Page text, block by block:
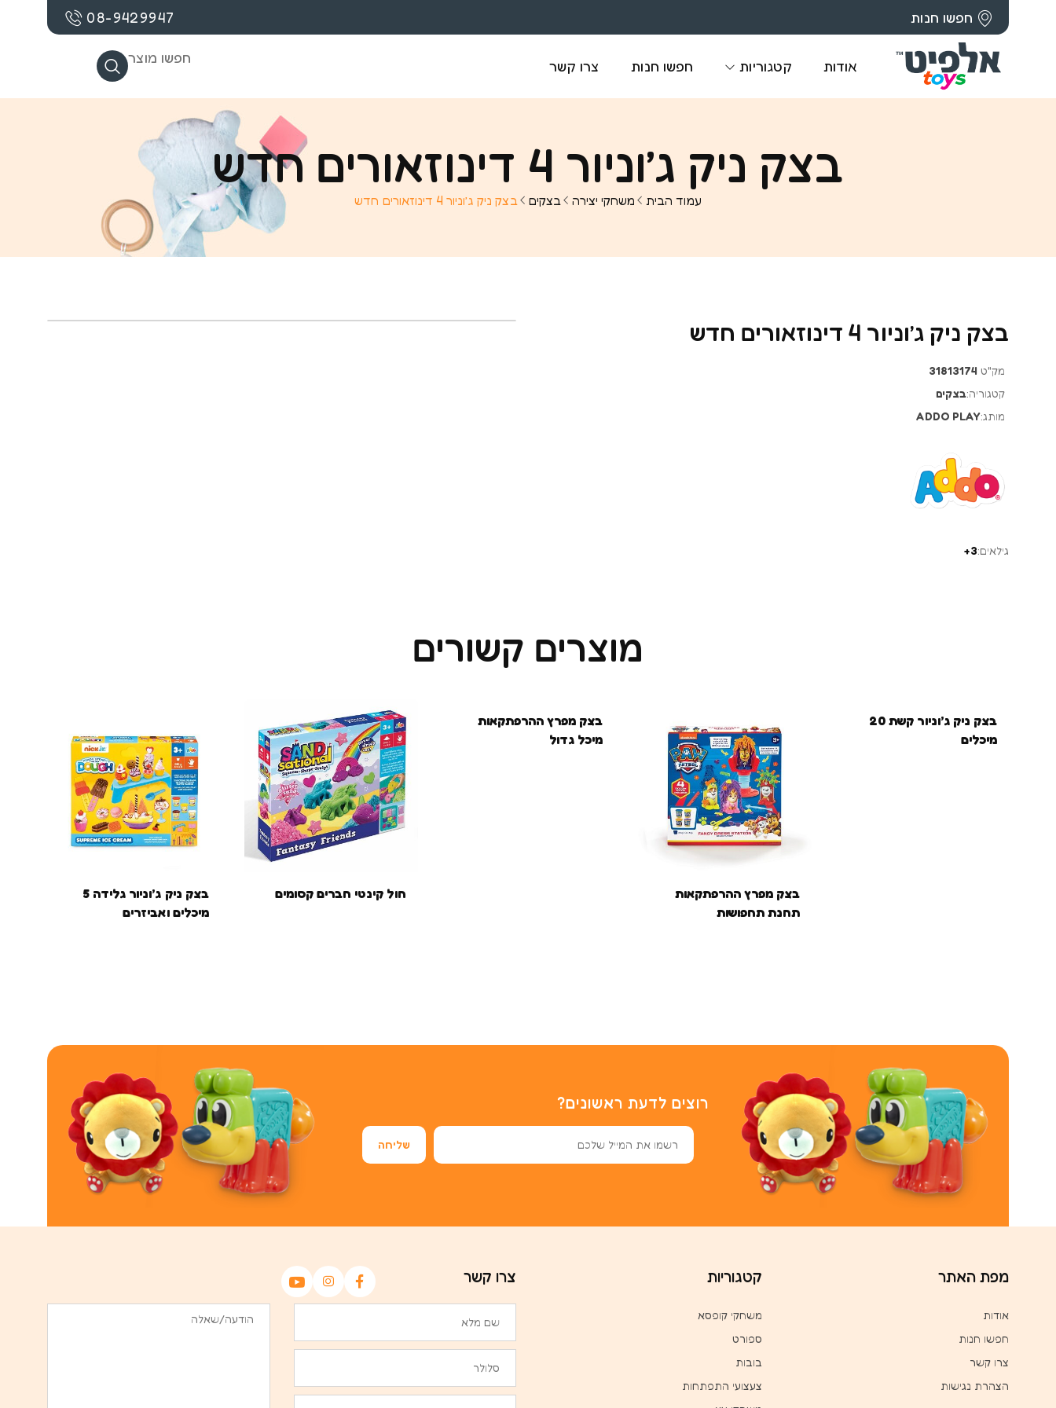
חפשו חנות 08-9429947
אודות קטגוריות חפשו חנות צרו קשר חפשו מוצר
בצק ניק ג’וניור 4 דינוזאורים חדש
עמוד הבית משחקי יצירה בצקים בצק ניק ג’וניור 4 דינוזאורים חדש
בצק ניק ג’וניור 4 דינוזאורים חדש
מק"ט 31813174
קטגוריה:בצקים
מותג:ADDO PLAY
גילאים:3+
מוצרים קשורים
בצק ניק ג’וניור קשת 20
מיכלים
בצק מפרץ ההרפתקאות
תחנת תחפושות
בצק מפרץ ההרפתקאות
מיכל גדול
חול קינטי חברים קסומים
בצק ניק ג’וניור גלידה 5
מיכלים ואביזרים
רוצים לדעת ראשונים?
מפת האתר
אודות
חפשו חנות
צרו קשר
הצהרת נגישות
קטגוריות
משחקי קופסא
ספורט
בובות
צעצועי התפתחות
צרו קשר